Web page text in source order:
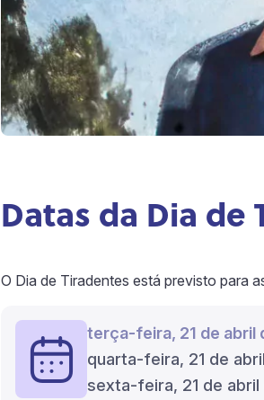
Datas da Dia de
O Dia de Tiradentes está previsto para
terça-feira, 21 de abril
quarta-feira, 21 de
sexta-feira, 21 de